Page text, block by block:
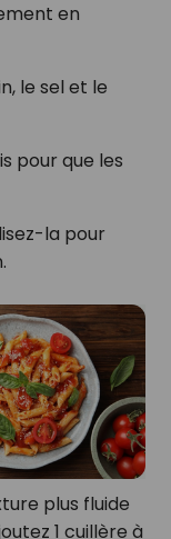
en
le sel et le
pour que les
la pour
plus fluide
1 cuillère à